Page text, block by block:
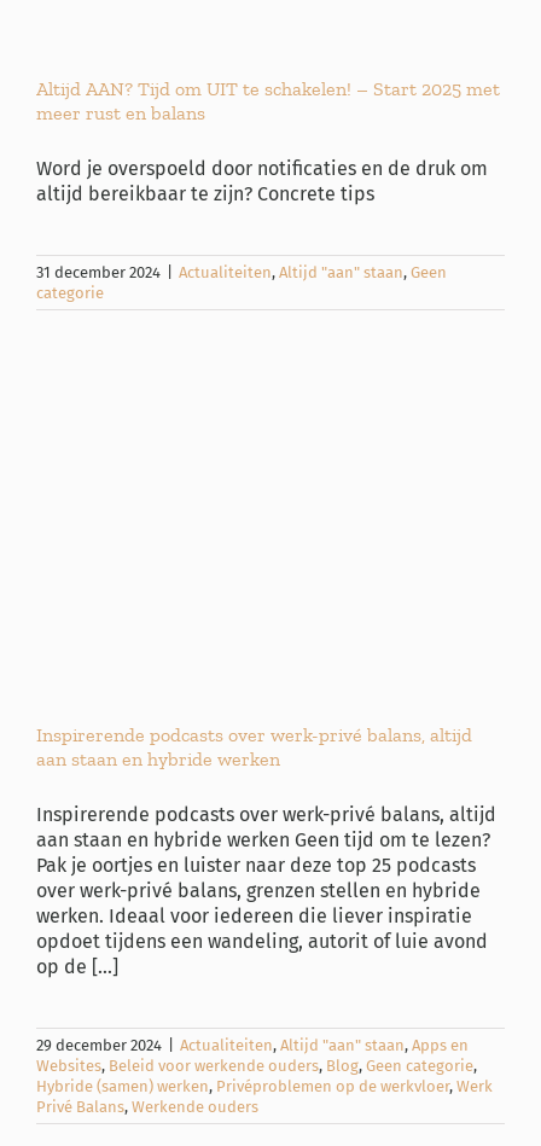
Altijd AAN? Tijd om UIT te schakelen! – Start 2025 met
meer rust en balans
Word je overspoeld door notificaties en de druk om
altijd bereikbaar te zijn? Concrete tips
31 december 2024 Actualiteiten, Altijd "aan" staan, Geen
categorie
Inspirerende podcasts over werk-privé balans, altijd
aan staan en hybride werken
Inspirerende podcasts over werk-privé balans, altijd
aan staan en hybride werken Geen tijd om te lezen?
Pak je oortjes en luister naar deze top 25 podcasts
over werk-privé balans, grenzen stellen en hybride
werken. Ideaal voor iedereen die liever inspiratie
opdoet tijdens een wandeling, autorit of luie avond
op de [...]
29 december 2024 Actualiteiten, Altijd "aan" staan, Apps en
Websites, Beleid voor werkende ouders, Blog, Geen categorie,
Hybride (samen) werken, Privéproblemen op de werkvloer, Werk
Privé Balans, Werkende ouders